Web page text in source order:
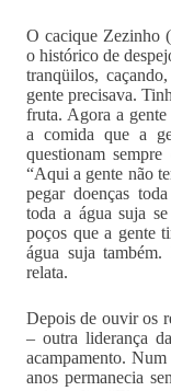
O cacique Zezinho
o histórico de
tranqüilos,
gente precisava.
fruta. Agora a gente
a comida que a
questionam
“Aqui a gente não
pegar doenças
toda a água suja
poços que a gente
água suja
relata.
Depois de ouvir os
– outra liderança
acampamento.
anos permanecia